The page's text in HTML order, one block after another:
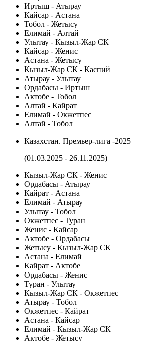
Иртыш - Атырау
Кайсар - Астана
Тобол - Жетысу
Елимай - Алтай
Улытау - Кызыл-Жар СК
Кайсар - Женис
Астана - Жетысу
Кызыл-Жар СК - Каспий
Атырау - Улытау
Ордабасы - Иртыш
Актобе - Тобол
Алтай - Кайрат
Елимай - Окжетпес
Алтай - Тобол
Казахстан. Премьер-лига -2025
(01.03.2025 - 26.11.2025)
Кызыл-Жар СК - Женис
Ордабасы - Атырау
Кайрат - Астана
Елимай - Атырау
Улытау - Тобол
Окжетпес - Туран
Женис - Кайсар
Актобе - Ордабасы
Жетысу - Кызыл-Жар СК
Астана - Елимай
Кайрат - Актобе
Ордабасы - Женис
Туран - Улытау
Кызыл-Жар СК - Окжетпес
Атырау - Тобол
Окжетпес - Кайрат
Астана - Кайсар
Елимай - Кызыл-Жар СК
Актобе - Жетысу